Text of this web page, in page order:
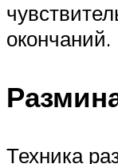
окончаний.
Техника